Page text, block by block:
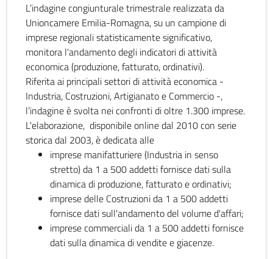
L’indagine congiunturale trimestrale realizzata da
Unioncamere Emilia-Romagna, su un campione di
imprese regionali statisticamente significativo,
monitora l'andamento degli indicatori di attività
economica (produzione, fatturato, ordinativi).
Riferita ai principali settori di attività economica -
Industria, Costruzioni, Artigianato e Commercio -,
l’indagine è svolta nei confronti di oltre 1.300 imprese.
L'elaborazione, disponibile online dal 2010 con serie
storica dal 2003, è dedicata alle
imprese manifatturiere (Industria in senso
stretto) da 1 a 500 addetti fornisce dati sulla
dinamica di produzione, fatturato e ordinativi;
imprese delle Costruzioni da 1 a 500 addetti
fornisce dati sull'andamento del volume d'affari;
imprese commerciali da 1 a 500 addetti fornisce
dati sulla dinamica di vendite e giacenze.